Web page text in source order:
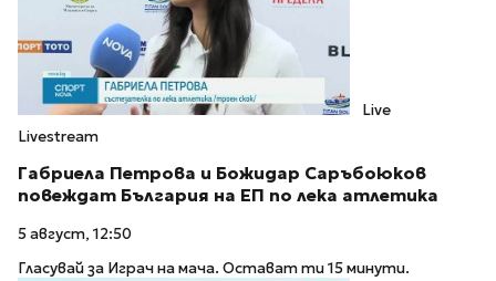
Live
Livestream
Габриела Петрова и Божидар Саръбоюков
повеждат България на ЕП по лека атлетика
5 август, 12:50
Гласувай за Играч на мача. Остават ти 15 минути.